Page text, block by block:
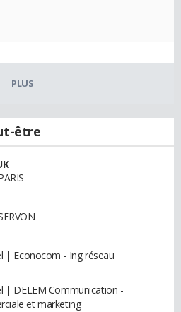
PLUS
être
| Econocom - Ing réseau
| DELEM Communication -
et marketing